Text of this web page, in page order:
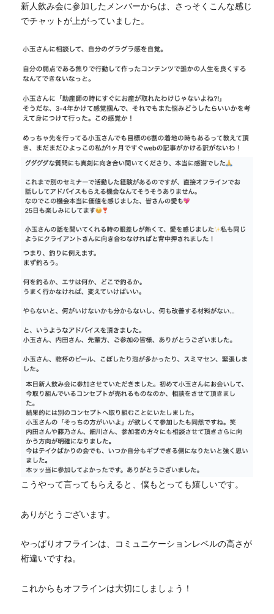
新人飲み会に参加したメンバーからは、さっそくこんな感じ
でチャットが上がっていました。
こうやって言ってもらえると、僕もとっても嬉しいです。
ありがとうございます。
やっぱりオフラインは、コミュニケーションレベルの高さが
桁違いですね。
これからもオフラインは大切にしましょう！